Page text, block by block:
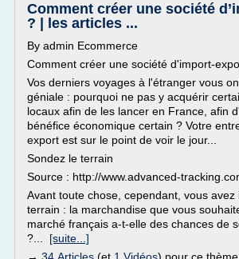
Comment créer une société
? | les articles ...
By admin Ecommerce
Comment créer une société d'import-
Vos derniers voyages à l'étranger vous
géniale : pourquoi ne pas y acquérir
locaux afin de les lancer en France, afin
bénéfice économique certain ? Votre
export est sur le point de voir le jour...
Sondez le terrain
Source : http://www.advanced-
Avant toute chose, cependant, vous
terrain : la marchandise que vous
marché français a-t-elle des chances de
?... [suite...]